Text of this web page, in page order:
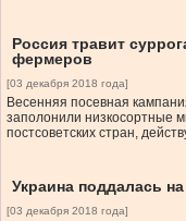
Россия травит
фермеров
[03 декабря 2018 года]
Весенняя посевная
заполонили низкосортные
постсоветских стран,
Украина поддалась
[03 декабря 2018 года]